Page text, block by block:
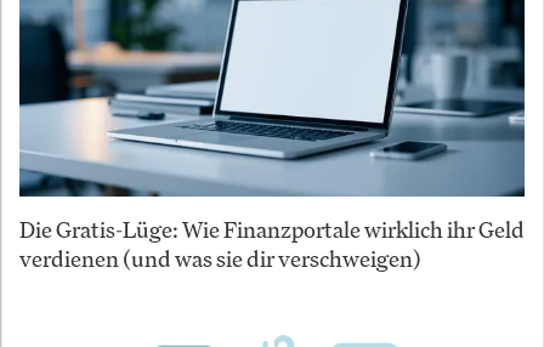
Die Gratis-Lüge: Wie Finanzportale wirklich ihr Geld
verdienen (und was sie dir verschweigen)